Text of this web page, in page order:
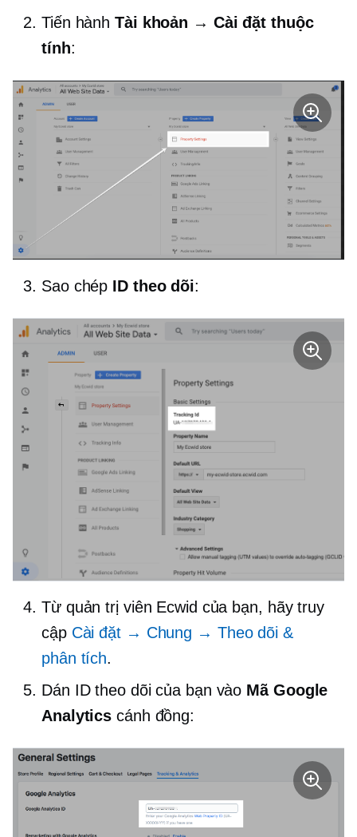
Tiến hành Tài khoản → Cài đặt thuộc
tính:
Sao chép ID theo dõi:
Từ quản trị viên Ecwid của bạn, hãy truy
cập Cài đặt → Chung → Theo dõi &
phân tích.
Dán ID theo dõi của bạn vào Mã Google
Analytics cánh đồng: